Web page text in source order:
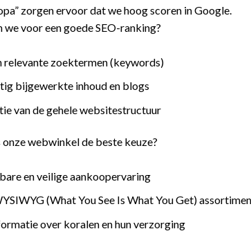
zorgen ervoor dat we hoog scoren in Google.
we voor een goede SEO-ranking?
relevante zoektermen (keywords)
bijgewerkte inhoud en blogs
van de gehele websitestructuur
webwinkel de beste keuze?
en veilige aankoopervaring
(What You See Is What You Get)
over koralen en hun verzorging